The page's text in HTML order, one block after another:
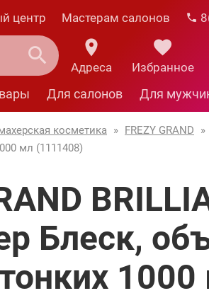
центр Мастерам салонов
Адреса Избранное
Для салонов Для
косметика » FREZY GRAND »
мл (1111408)
Блеск,